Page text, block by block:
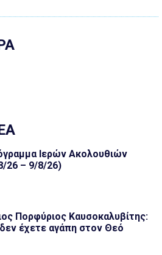
Ιερών Ακολουθιών
26 – 9/8/26)
Πορφύριος Καυσοκαλυβίτης:
έχετε αγάπη στον Θεό